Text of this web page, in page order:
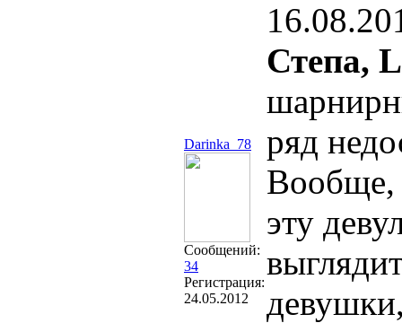
Darinka_78
Сообщений:
34
Регистрация:
24.05.2012
Степа,
ряд
Вообще,
эту